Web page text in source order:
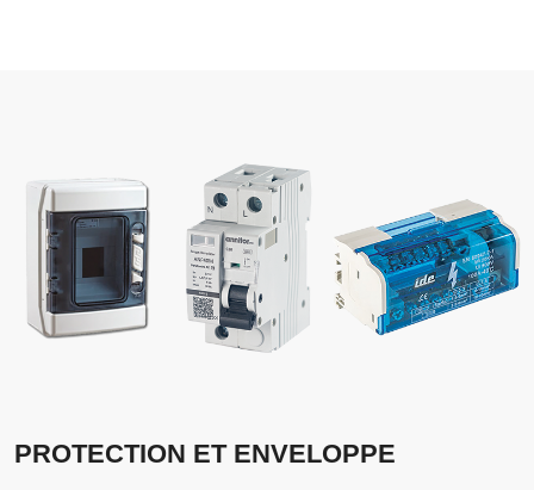
PROTECTION ET ENVELOPPE